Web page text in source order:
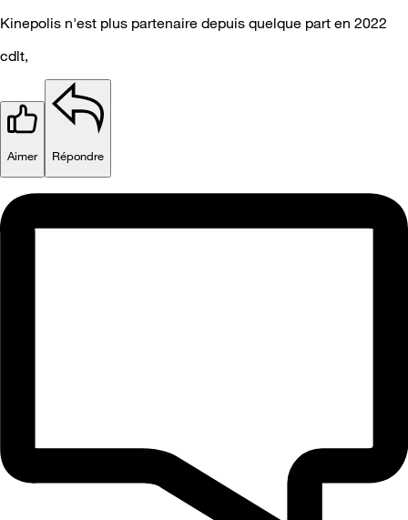
Kinepolis n'est plus partenaire depuis quelque part en 2022
cdlt,
Aimer Répondre